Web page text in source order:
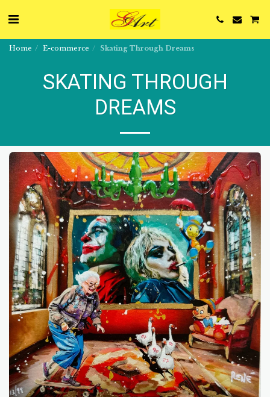
Home E-commerce Skating Through Dreams
SKATING THROUGH
DREAMS